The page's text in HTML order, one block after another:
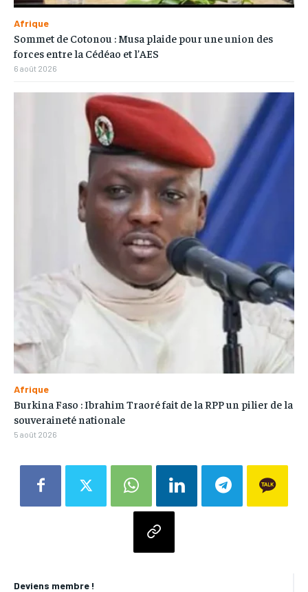
Deviens membre !
Afrique
Sommet de Cotonou : Musa plaide pour une union des
forces entre la Cédéao et l’AES
6 août 2026
Afrique
Burkina Faso : Ibrahim Traoré fait de la RPP un pilier de la
souveraineté nationale
5 août 2026